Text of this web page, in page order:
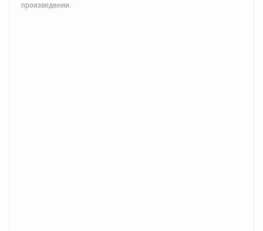
произведении.